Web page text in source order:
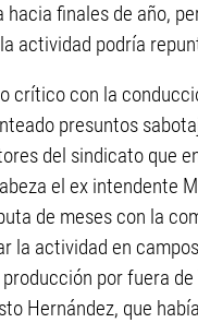
hacia finales de año,
actividad podría
crítico con la
presuntos
del sindicato que
el ex intendente
de meses con la
la actividad en campos
por fuera de
Hernández, que